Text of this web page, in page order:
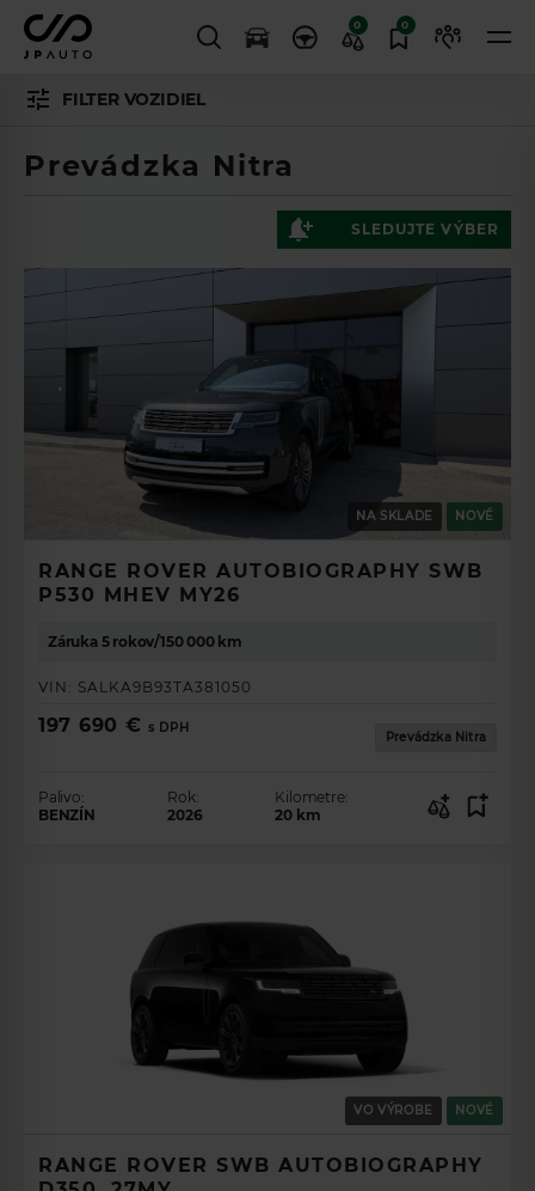
0 0
FILTER VOZIDIEL
Prevádzka Nitra
SLEDUJTE VÝBER
NA SKLADE NOVÉ
RANGE ROVER AUTOBIOGRAPHY SWB
P530 MHEV MY26
Záruka 5 rokov/150 000 km
VIN: SALKA9B93TA381050
197 690 € s DPH
Prevádzka Nitra
Palivo:
BENZÍN
Rok:
2026
Kilometre:
20 km
VO VÝROBE NOVÉ
RANGE ROVER SWB AUTOBIOGRAPHY